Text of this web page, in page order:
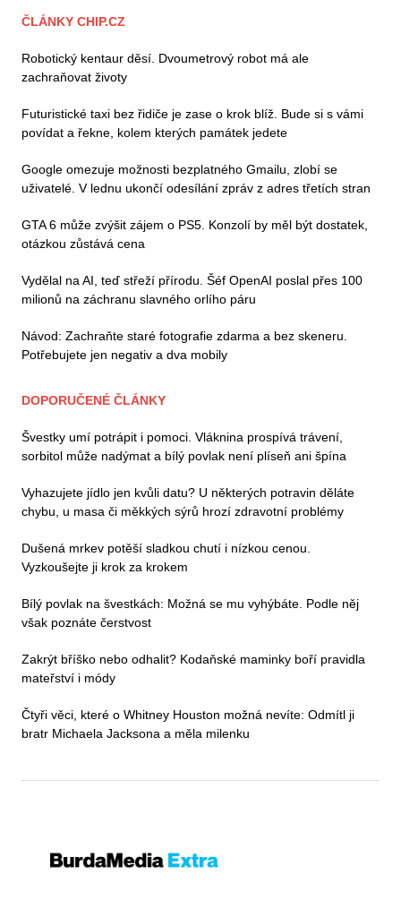
ČLÁNKY CHIP.CZ
Robotický kentaur děsí. Dvoumetrový robot má ale
zachraňovat životy
Futuristické taxi bez řidiče je zase o krok blíž. Bude si s vámi
povídat a řekne, kolem kterých památek jedete
Google omezuje možnosti bezplatného Gmailu, zlobí se
uživatelé. V lednu ukončí odesílání zpráv z adres třetích stran
GTA 6 může zvýšit zájem o PS5. Konzolí by měl být dostatek,
otázkou zůstává cena
Vydělal na AI, teď střeží přírodu. Šéf OpenAI poslal přes 100
milionů na záchranu slavného orlího páru
Návod: Zachraňte staré fotografie zdarma a bez skeneru.
Potřebujete jen negativ a dva mobily
DOPORUČENÉ ČLÁNKY
Švestky umí potrápit i pomoci. Vláknina prospívá trávení,
sorbitol může nadýmat a bílý povlak není plíseň ani špína
Vyhazujete jídlo jen kvůli datu? U některých potravin děláte
chybu, u masa či měkkých sýrů hrozí zdravotní problémy
Dušená mrkev potěší sladkou chutí i nízkou cenou.
Vyzkoušejte ji krok za krokem
Bílý povlak na švestkách: Možná se mu vyhýbáte. Podle něj
však poznáte čerstvost
Zakrýt bříško nebo odhalit? Kodaňské maminky boří pravidla
mateřství i módy
Čtyři věci, které o Whitney Houston možná nevíte: Odmítl ji
bratr Michaela Jacksona a měla milenku